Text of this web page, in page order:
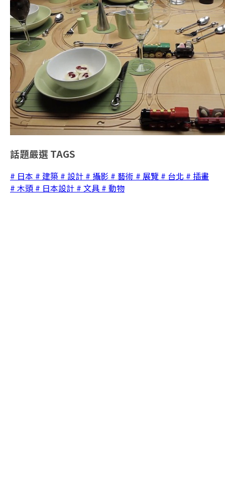
話題嚴選 TAGS
# 日本 # 建築 # 設計 # 攝影 # 藝術 # 展覽 # 台北 # 插畫
# 木頭 # 日本設計 # 文具 # 動物